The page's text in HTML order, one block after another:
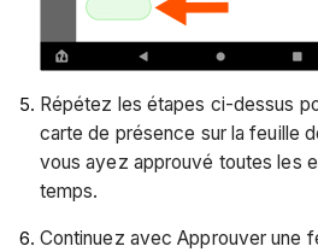
Répétez les étapes ci-dessus
carte de présence sur la feuille
vous ayez approuvé toutes les
temps.
Continuez avec Approuver une